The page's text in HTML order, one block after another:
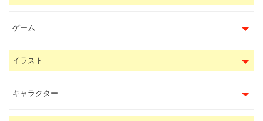
ゲーム
イラスト
キャラクター